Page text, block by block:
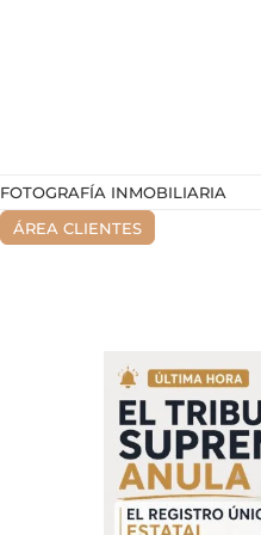
FOTOGRAFÍA INMOBILIARIA
ÁREA CLIENTES